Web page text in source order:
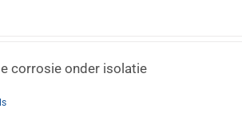
corrosie onder isolatie